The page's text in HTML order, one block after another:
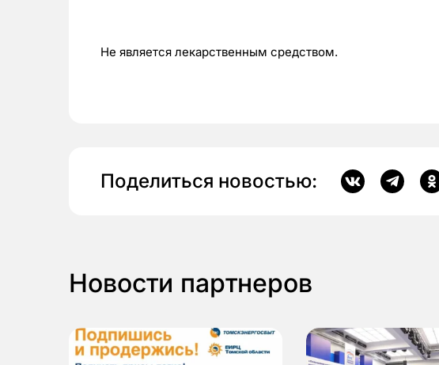
Не является лекарственным средством.
Поделиться новостью:
Новости партнеров